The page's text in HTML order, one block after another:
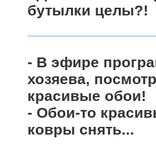
бутылки целы?!
- В эфире
хозяева,
красивые обои!
- Обои-то
ковры снять...